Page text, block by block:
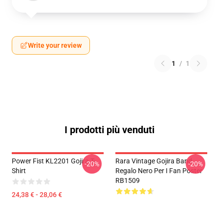
Write your review
1 / 1
I prodotti più venduti
Power Fist KL2201 Gojira T-
Shirt
24,38 € - 28,06 €
-20%
Rara Vintage Gojira Band
Regalo Nero Per I Fan Poster
RB1509
-20%